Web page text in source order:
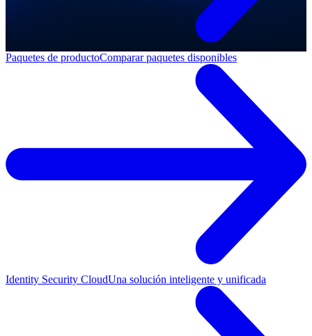
Paquetes de productoComparar paquetes disponibles
Identity Security CloudUna solución inteligente y unificada